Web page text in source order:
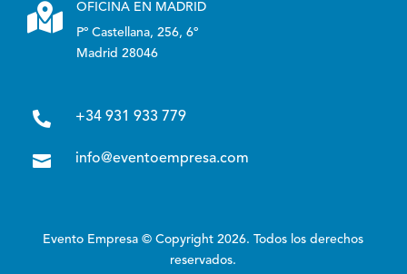

OFICINA EN MADRID
Pº Castellana, 256, 6º
Madrid 28046
 +34 931 933 779
 info@eventoempresa.com
Evento Empresa © Copyright 2026. Todos los derechos
reservados.